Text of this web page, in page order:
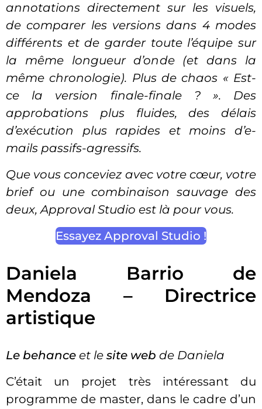
annotations directement sur les visuels,
de comparer les versions dans 4 modes
différents et de garder toute l’équipe sur
la même longueur d’onde (et dans la
même chronologie). Plus de chaos « Est-
ce la version finale-finale ? ». Des
approbations plus fluides, des délais
d’exécution plus rapides et moins d’e-
mails passifs-agressifs.
Que vous conceviez avec votre cœur, votre
brief ou une combinaison sauvage des
deux, Approval Studio est là pour vous.
Essayez Approval Studio !
Daniela Barrio de
Mendoza – Directrice
artistique
Le behance et le site web de Daniela
C’était un projet très intéressant du
programme de master, dans le cadre d’un